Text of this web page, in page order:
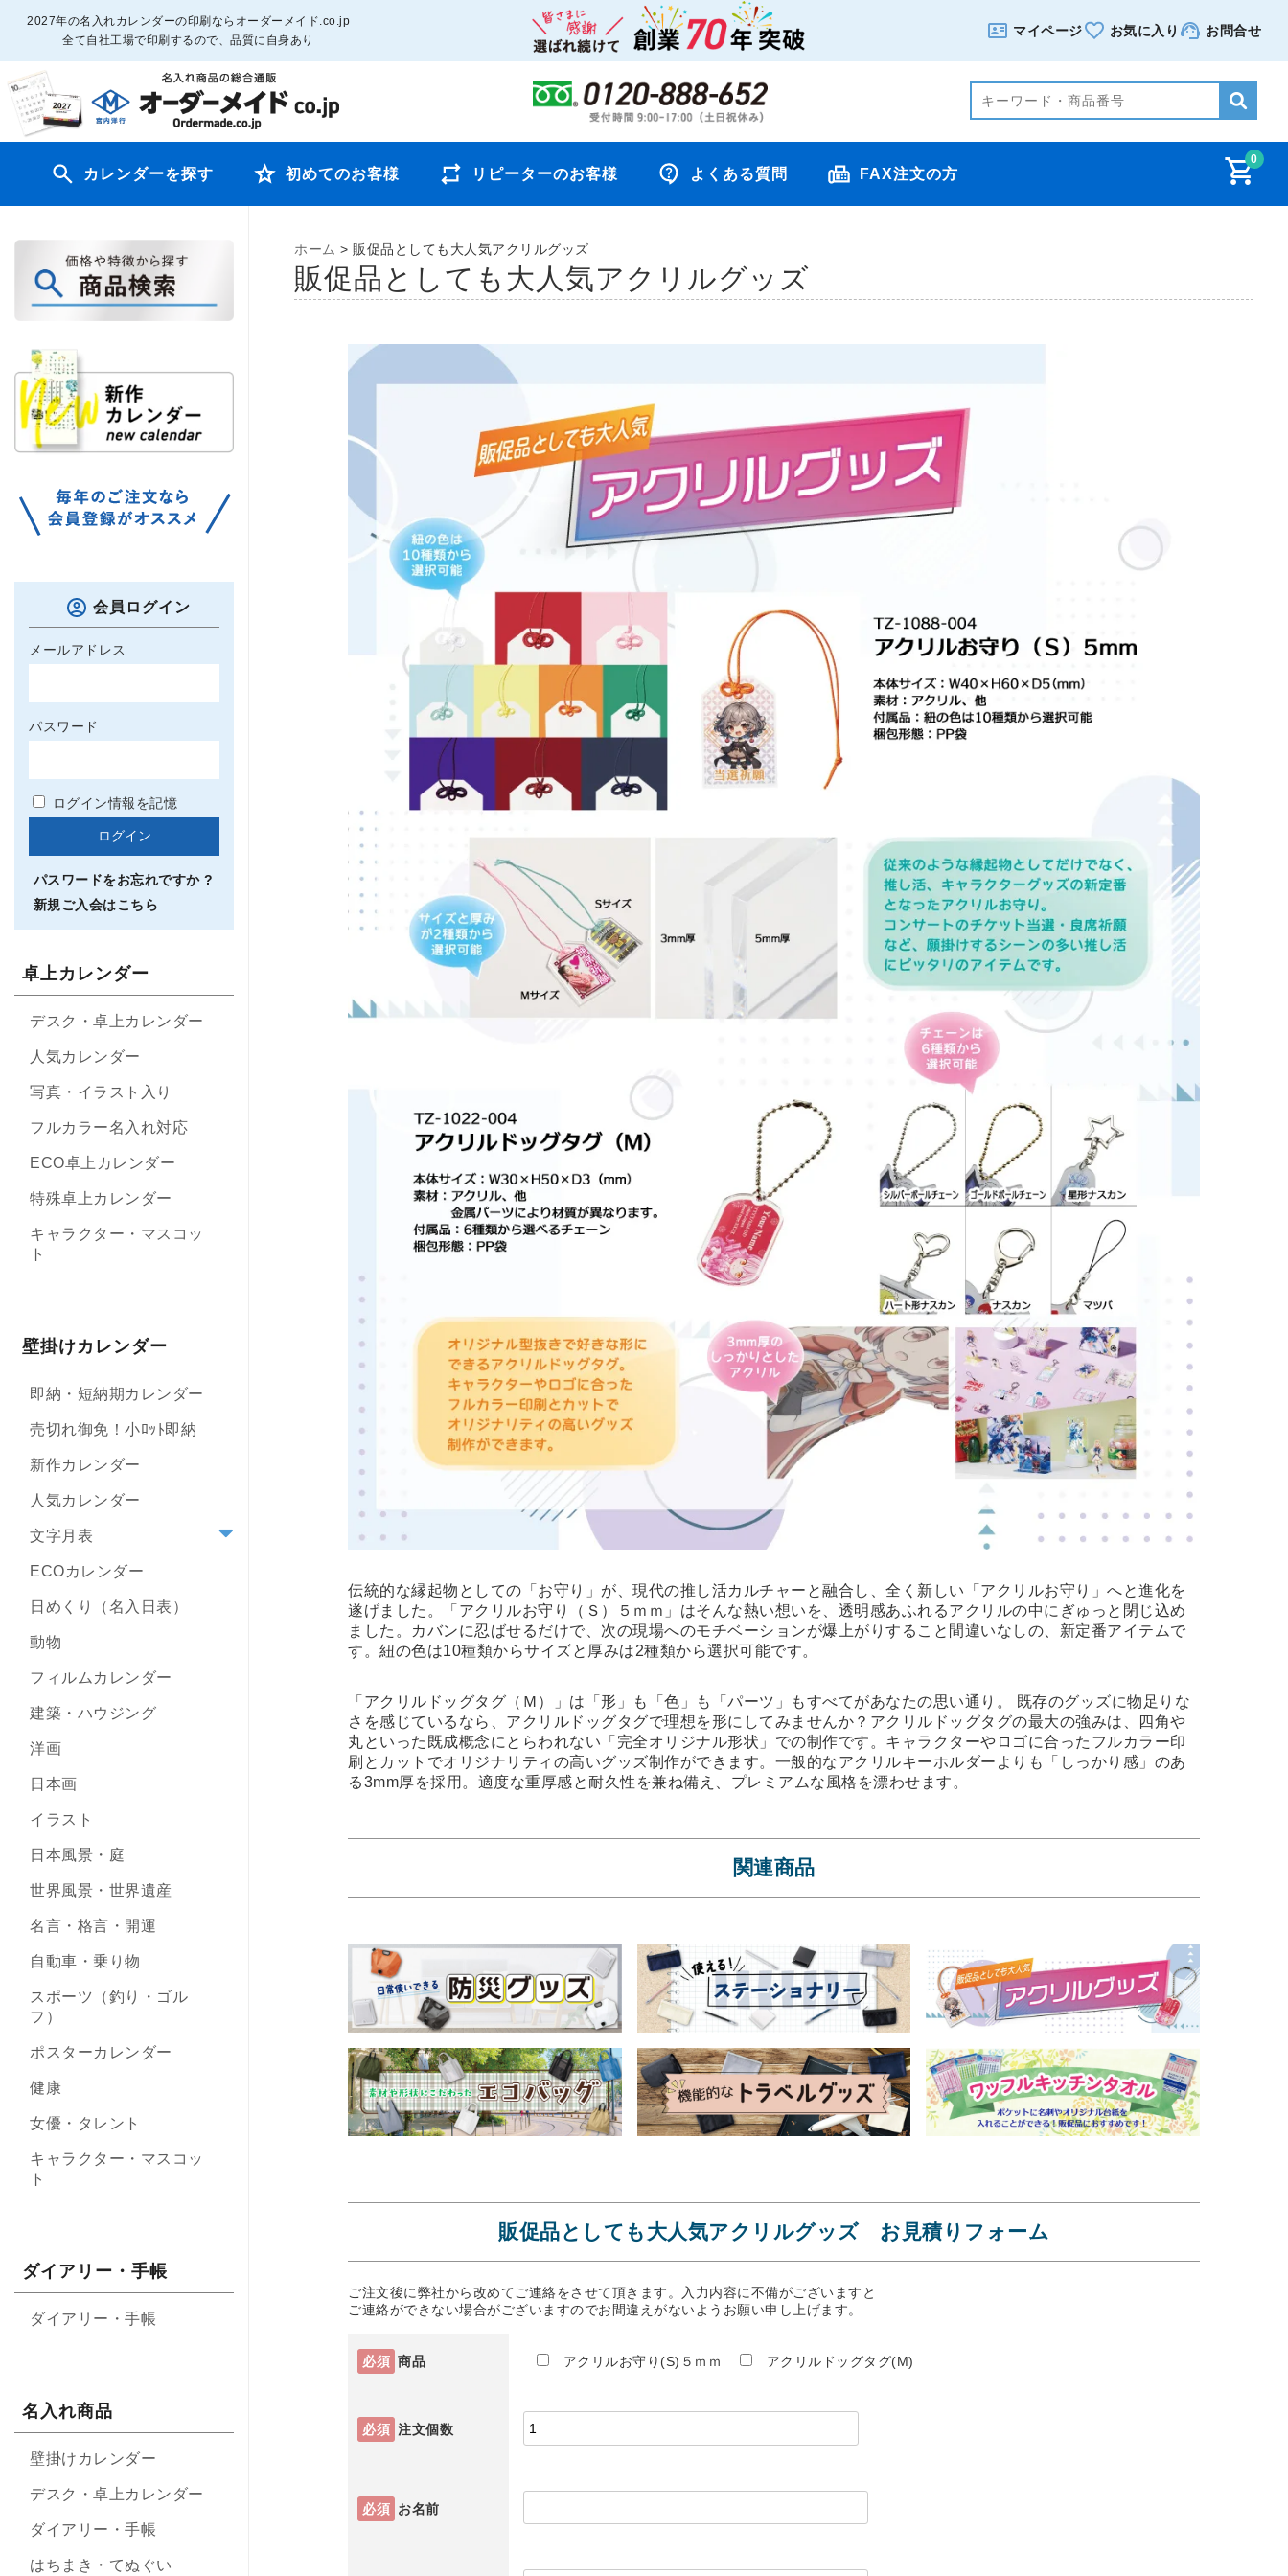
2027年の名入れカレンダーの印刷ならオーダーメイド.co.jp
全て自社工場で印刷するので、品質に自身あり
マイページ お気に入り お問合せ
0
カレンダーを探す 初めてのお客様 リピーターのお客様 よくある質問 FAX注文の方
ホーム > 販促品としても大人気アクリルグッズ
販促品としても大人気アクリルグッズ
伝統的な縁起物としての「お守り」が、現代の推し活カルチャーと融合し、全く新しい「アクリルお守り」へと進化を
遂げました。「アクリルお守り（Ｓ）５ｍｍ」はそんな熱い想いを、透明感あふれるアクリルの中にぎゅっと閉じ込め
ました。カバンに忍ばせるだけで、次の現場へのモチベーションが爆上がりすること間違いなしの、新定番アイテムで
す。紐の色は10種類からサイズと厚みは2種類から選択可能です。
「アクリルドッグタグ（Ｍ）」は「形」も「色」も「パーツ」もすべてがあなたの思い通り。 既存のグッズに物足りな
さを感じているなら、アクリルドッグタグで理想を形にしてみませんか？アクリルドッグタグの最大の強みは、四角や
丸といった既成概念にとらわれない「完全オリジナル形状」での制作です。キャラクターやロゴに合ったフルカラー印
刷とカットでオリジナリティの高いグッズ制作ができます。一般的なアクリルキーホルダーよりも「しっかり感」のあ
る3mm厚を採用。適度な重厚感と耐久性を兼ね備え、プレミアムな風格を漂わせます。
関連商品
販促品としても大人気アクリルグッズ お見積りフォーム
ご注文後に弊社から改めてご連絡をさせて頂きます。入力内容に不備がございますと
ご連絡ができない場合がございますのでお間違えがないようお願い申し上げます。
必須 商品 アクリルお守り(S)５ｍｍ アクリルドッグタグ(M)
必須 注文個数
必須 お名前
会員ログイン
メールアドレス
パスワード
ログイン情報を記憶
パスワードをお忘れですか ?
新規ご入会はこちら
卓上カレンダー
デスク・卓上カレンダー
人気カレンダー
写真・イラスト入り
フルカラー名入れ対応
ECO卓上カレンダー
特殊卓上カレンダー
キャラクター・マスコッ
ト
壁掛けカレンダー
即納・短納期カレンダー
売切れ御免！小ﾛｯﾄ即納
新作カレンダー
人気カレンダー
文字月表
ECOカレンダー
日めくり（名入日表）
動物
フィルムカレンダー
建築・ハウジング
洋画
日本画
イラスト
日本風景・庭
世界風景・世界遺産
名言・格言・開運
自動車・乗り物
スポーツ（釣り・ゴル
フ）
ポスターカレンダー
健康
女優・タレント
キャラクター・マスコッ
ト
ダイアリー・手帳
ダイアリー・手帳
名入れ商品
壁掛けカレンダー
デスク・卓上カレンダー
ダイアリー・手帳
はちまき・てぬぐい